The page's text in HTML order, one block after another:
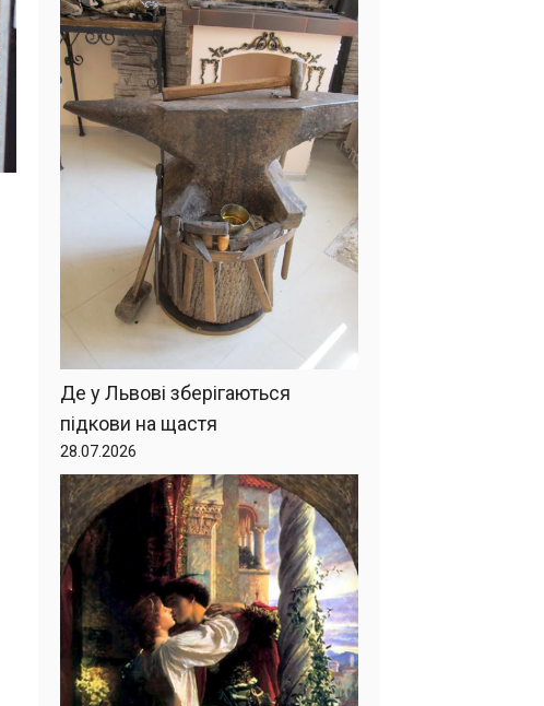
Де у Львові зберігаються
підкови на щастя
28.07.2026